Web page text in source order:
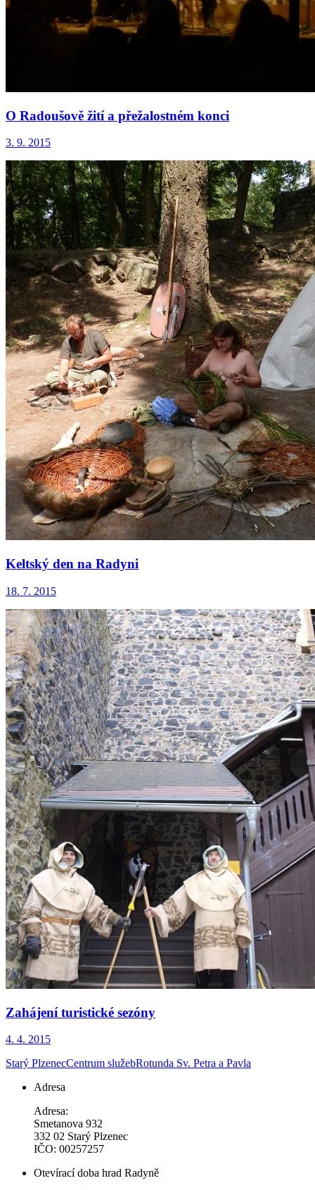
O Radoušově žití a přežalostném konci
3. 9. 2015
Keltský den na Radyni
18. 7. 2015
Zahájení turistické sezóny
4. 4. 2015
Starý PlzenecCentrum služebRotunda Sv. Petra a Pavla
Adresa
Adresa:
Smetanova 932
332 02 Starý Plzenec
IČO: 00257257
Otevírací doba hrad Radyně